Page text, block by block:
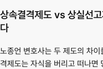
상속결격제도 vs 상실선
다
노종언 변호사는 두 제도의 차
격제도는 자식을 버리고 떠나면